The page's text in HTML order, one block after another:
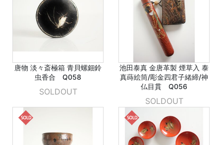
唐物 淡々斎極箱 青貝螺鈿鈴
虫香合 Q058
SOLDOUT
池田泰真 金唐革製 煙草入 泰
真蒔絵筒/彫金四君子緒締/神
仏目貫 Q056
SOLDOUT